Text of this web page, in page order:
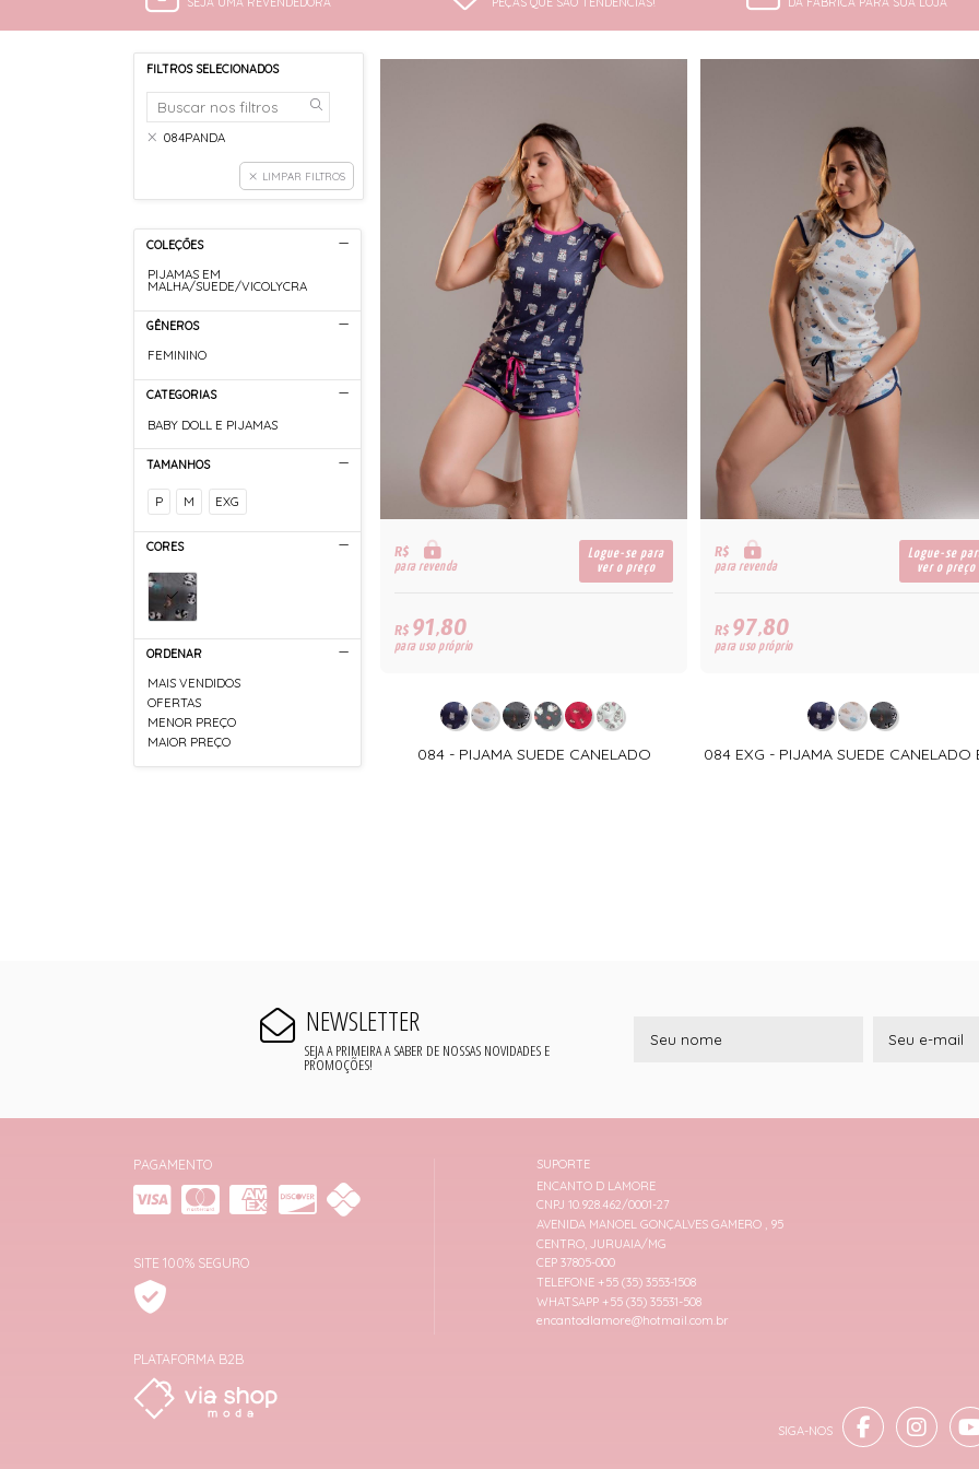
FILTROS SELECIONADOS
084PANDA
LIMPAR FILTROS
COLEÇÕES
PIJAMAS EM
MALHA/SUEDE/VICOLYCRA
GÊNEROS
FEMININO
CATEGORIAS
BABY DOLL E PIJAMAS
TAMANHOS
P M EXG
CORES
ORDENAR
MAIS VENDIDOS
OFERTAS
MENOR PREÇO
MAIOR PREÇO
R$
para revenda
Logue-se para
ver o preço
R$91,80
para uso próprio
084 - PIJAMA SUEDE CANELADO
R$
para revenda
Logue-se
ver o preço
R$97,80
para uso próprio
084 EXG - PIJAMA SUEDE CANELADO
NEWSLETTER
SEJA A PRIMEIRA A SABER DE NOSSAS NOVIDADES E
PROMOÇÕES!
PAGAMENTO
SITE 100% SEGURO
PLATAFORMA B2B
SUPORTE
ENCANTO D LAMORE
CNPJ 10.928.462/0001-27
AVENIDA MANOEL GONÇALVES GAMERO , 95
CENTRO, JURUAIA/MG
CEP 37805-000
TELEFONE +55 (35) 3553-1508
WHATSAPP +55 (35) 35531-508
encantodlamore@hotmail.com.br